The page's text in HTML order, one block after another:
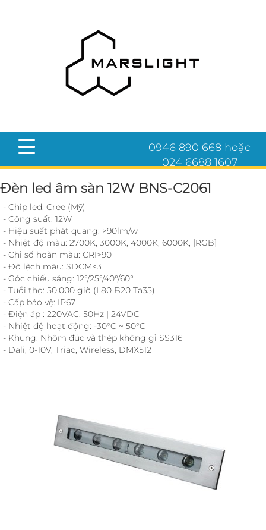
0946 890 668 hoặc
024 6688 1607
Đèn led âm sàn 12W BNS-C2061
- Chip led: Cree (Mỹ)
- Công suất: 12W
- Hiệu suất phát quang: >90lm/w
- Nhiệt độ màu: 2700K, 3000K, 4000K, 6000K, [RGB]
- Chỉ số hoàn màu: CRI>90
- Độ lệch màu: SDCM<3
- Góc chiếu sáng: 12°/25°/40°/60°
- Tuổi thọ: 50.000 giờ (L80 B20 Ta35)
- Cấp bảo vệ: IP67
- Điện áp : 220VAC, 50Hz | 24VDC
- Nhiệt độ hoạt động: -30°C ~ 50°C
- Khung: Nhôm đúc và thép không gỉ SS316
- Dali, 0-10V, Triac, Wireless, DMX512